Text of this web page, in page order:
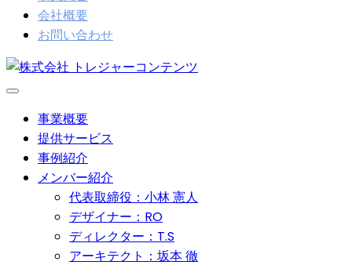
会社概要
お問い合わせ
事業概要
提供サービス
事例紹介
メンバー紹介
代表取締役：小林 憲人
デザイナー：RO
ディレクター：T.S
アーキテクト：坂本 徹